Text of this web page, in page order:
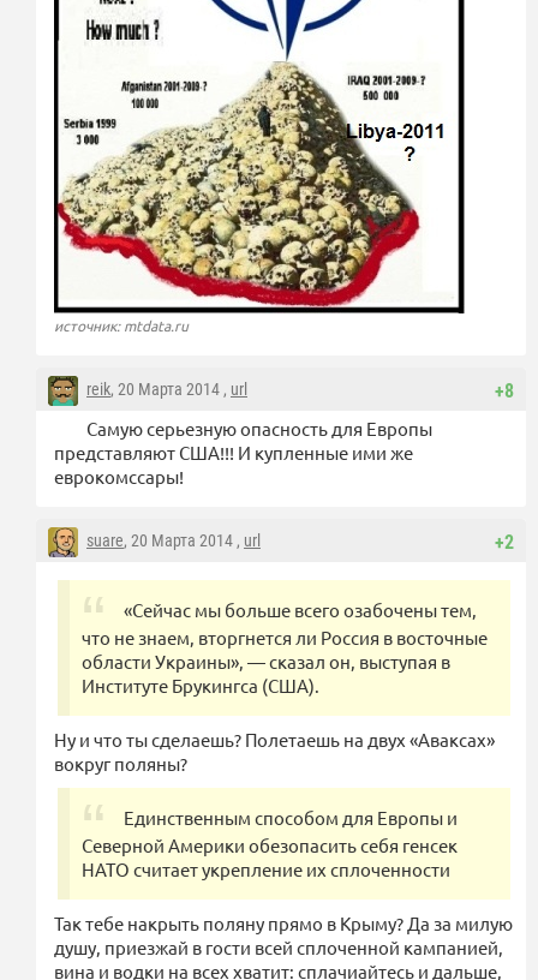
источник: mtdata.ru
+8
reik, 20 Марта 2014 , url
Самую серьезную опасность для Европы
представляют США!!! И купленные ими же
еврокомссары!
+2
suare, 20 Марта 2014 , url
«Сейчас мы больше всего озабочены тем,
что не знаем, вторгнется ли Россия в восточные
области Украины», — сказал он, выступая в
Институте Брукингса (США).
Ну и что ты сделаешь? Полетаешь на двух «Аваксах»
вокруг поляны?
Единственным способом для Европы и
Северной Америки обезопасить себя генсек
НАТО считает укрепление их сплоченности
Так тебе накрыть поляну прямо в Крыму? Да за милую
душу, приезжай в гости всей сплоченной кампанией,
вина и водки на всех хватит: сплачиайтесь и дальше,